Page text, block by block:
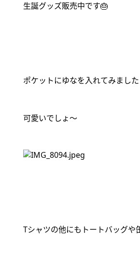
生誕グッズ販売中です🎂
ポケットにゆなを入れてみました
可愛いでしょ〜
Tシャツの他にもトートバッグや